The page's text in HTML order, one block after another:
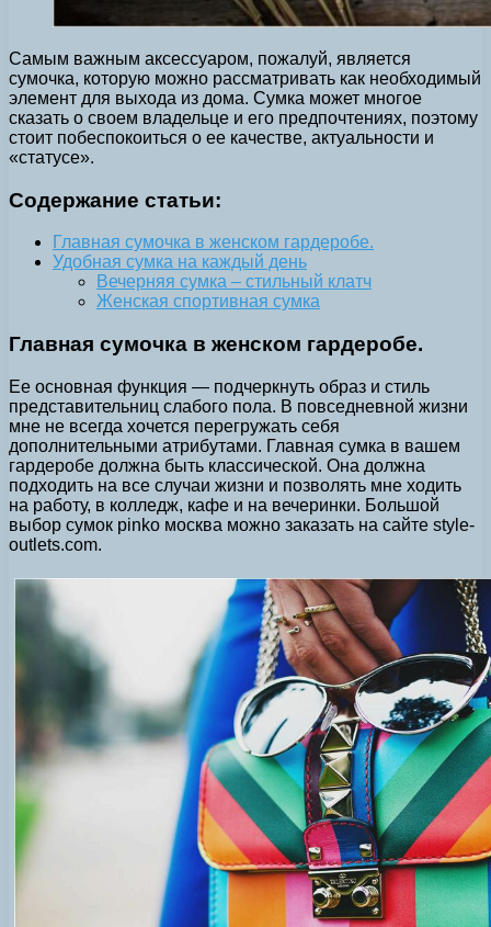
Самым важным аксессуаром, пожалуй, является
сумочка, которую можно рассматривать как необходимый
элемент для выхода из дома. Сумка может многое
сказать о своем владельце и его предпочтениях, поэтому
стоит побеспокоиться о ее качестве, актуальности и
«статусе».
Содержание статьи:
Главная сумочка в женском гардеробе.
Удобная сумка на каждый день
Вечерняя сумка – стильный клатч
Женская спортивная сумка
Главная сумочка в женском гардеробе.
Ее основная функция — подчеркнуть образ и стиль
представительниц слабого пола. В повседневной жизни
мне не всегда хочется перегружать себя
дополнительными атрибутами. Главная сумка в вашем
гардеробе должна быть классической. Она должна
подходить на все случаи жизни и позволять мне ходить
на работу, в колледж, кафе и на вечеринки. Большой
выбор сумок pinko москва можно заказать на сайте style-
outlets.com.